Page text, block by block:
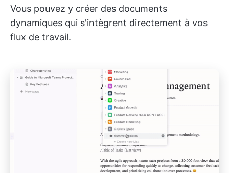
Vous pouvez y créer des documents
dynamiques qui s'intègrent directement à vos
flux de travail.